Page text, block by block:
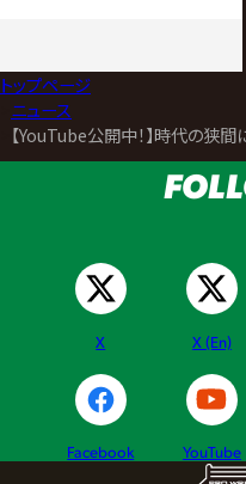
トップページ
ニュース
【YouTube公開中！】時代の狭
X X (En)
Facebook YouTube